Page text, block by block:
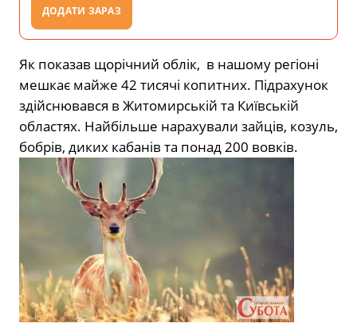
ДОДАТИ ЗАРАЗ
Як показав щорічний облік, в нашому регіоні
мешкає майже 42 тисячі копитних. Підрахунок
здійснювався в Житомирській та Київській
областях. Найбільше нарахували зайців, козуль,
бобрів, диких кабанів та понад 200 вовків.